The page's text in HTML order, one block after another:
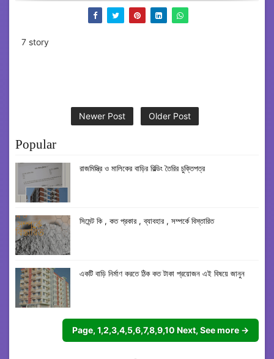
7 story
Newer Post Older Post
Popular
রাজমিস্ত্রি ও মালিকের বাড়ির বিল্ডিং তৈরির চুক্তিপত্র
সিমেন্ট কি , কত প্রকার , ব্যাবহার , সম্পর্কে বিস্তারিত
একটি বাড়ি নির্মাণ করতে ঠিক কত টাকা প্রয়োজন এই বিষয়ে জানুন
Page, 1,2,3,4,5,6,7,8,9,10 Next, See more →